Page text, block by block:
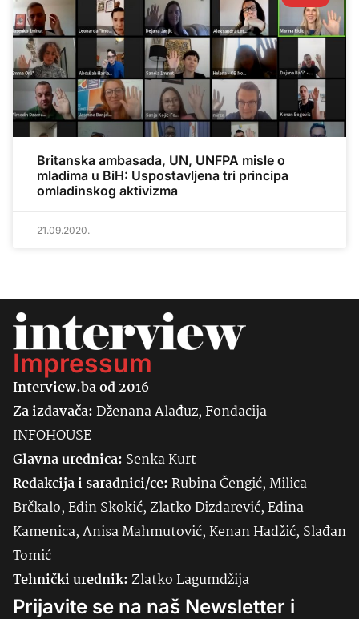
Britanska ambasada, UN, UNFPA misle o
mladima u BiH: Uspostavljena tri principa
omladinskog aktivizma
21.09.2020.
Impressum
Interview.ba od 2016
Za izdavača:Dženana Alađuz, Fondacija
INFOHOUSE
Glavna urednica: SenkaKurt
Redakcija i saradnici/ce:Rubina Čengić, Milica
Brčkalo, Edin Skokić, Zlatko Dizdarević, Edina
Kamenica, Anisa Mahmutović, Kenan Hadžić, Slađan
Tomić
Tehnički urednik:Zlatko Lagumdžija
Prijavite se na naš Newsletter i